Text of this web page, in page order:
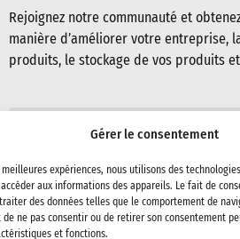
Gérer le consentement
expériences, nous utilisons des
aux informations des appareils. Le fait de
des données telles que le comportement de
de ne pas consentir ou de retirer son consentement
et fonctions.
Rejoignez notre communauté et
manière d’améliorer votre entreprise,
produits, le stockage de vos produits